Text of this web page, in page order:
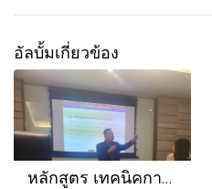
อัลบั้มเกี่ยวข้อง
หลักสูตร เทคนิคการเจรจาเพื่อติดตามหนี้และกฎหมายพรบ.ทวงหนี้